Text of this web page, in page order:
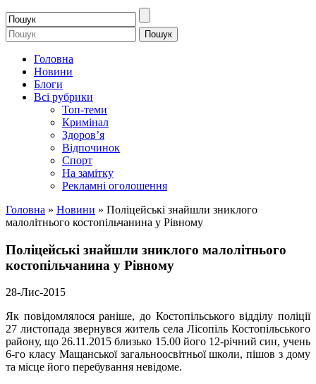
Головна
Новини
Блоги
Всі рубрики
Топ-теми
Кримінал
Здоров’я
Відпочинок
Спорт
На замітку
Рекламні оголошення
Головна » Новини » Поліцейські знайшли зниклого
малолітнього костопільчанина у Рівному
Поліцейські знайшли зниклого малолітнього
костопільчанина у Рівному
28-Лис-2015
Як повідомлялося раніше, до Костопільського відділу поліції
27 листопада звернувся житель села Лісопіль Костопільського
району, що 26.11.2015 близько 15.00 його 12-річний син, учень
6-го класу Мащанської загальноосвітньої школи, пішов з дому
та місце його перебування невідоме.